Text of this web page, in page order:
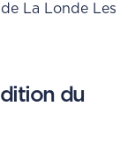
La Londe Les
du